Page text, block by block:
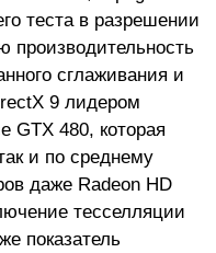
теста в разрешении
производительность
сглаживания и
9 лидером
GTX 480, которая
и по среднему
даже Radeon HD
тесселляции
показатель